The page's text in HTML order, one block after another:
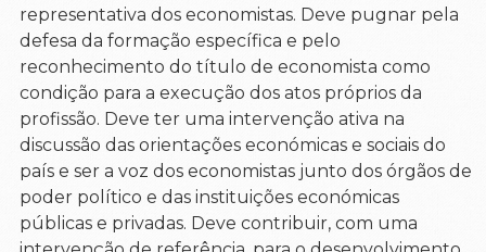
representativa dos economistas. Deve pugnar pela
defesa da formação específica e pelo
reconhecimento do título de economista como
condição para a execução dos atos próprios da
profissão. Deve ter uma intervenção ativa na
discussão das orientações económicas e sociais do
país e ser a voz dos economistas junto dos órgãos de
poder político e das instituições económicas
públicas e privadas. Deve contribuir, com uma